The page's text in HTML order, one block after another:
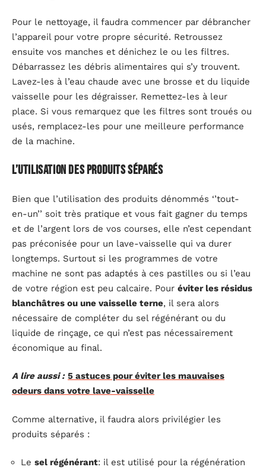
Pour le nettoyage, il faudra commencer par débrancher
l’appareil pour votre propre sécurité. Retroussez
ensuite vos manches et dénichez le ou les filtres.
Débarrassez les débris alimentaires qui s’y trouvent.
Lavez-les à l’eau chaude avec une brosse et du liquide
vaisselle pour les dégraisser. Remettez-les à leur
place. Si vous remarquez que les filtres sont troués ou
usés, remplacez-les pour une meilleure performance
de la machine.
L’utilisation des produits séparés
Bien que l’utilisation des produits dénommés ‘’tout-
en-un’’ soit très pratique et vous fait gagner du temps
et de l’argent lors de vos courses, elle n’est cependant
pas préconisée pour un lave-vaisselle qui va durer
longtemps. Surtout si les programmes de votre
machine ne sont pas adaptés à ces pastilles ou si l’eau
de votre région est peu calcaire. Pour éviter les résidus
blanchâtres ou une vaisselle terne, il sera alors
nécessaire de compléter du sel régénérant ou du
liquide de rinçage, ce qui n’est pas nécessairement
économique au final.
A lire aussi : 5 astuces pour éviter les mauvaises
odeurs dans votre lave-vaisselle
Comme alternative, il faudra alors privilégier les
produits séparés :
Le sel régénérant: il est utilisé pour la régénération